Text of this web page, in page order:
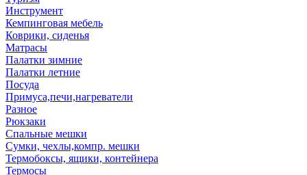
Инструмент
Кемпинговая мебель
Коврики, сиденья
Матрасы
Палатки зимние
Палатки летние
Посуда
Примуса,печи,нагреватели
Разное
Рюкзаки
Спальные мешки
Сумки, чехлы,компр. мешки
Термобоксы, ящики, контейнера
Термосы